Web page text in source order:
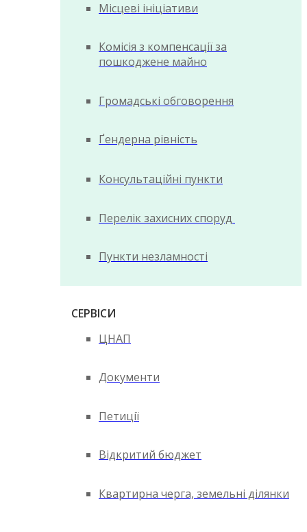
Місцеві ініціативи
Комісія з компенсації за
пошкоджене майно
Громадські обговорення
Ґендерна рівність
Консультаційні пункти
Перелік захисних споруд
Пункти незламності
СЕРВІСИ
ЦНАП
Документи
Петиції
Відкритий бюджет
Квартирна черга, земельні ділянки